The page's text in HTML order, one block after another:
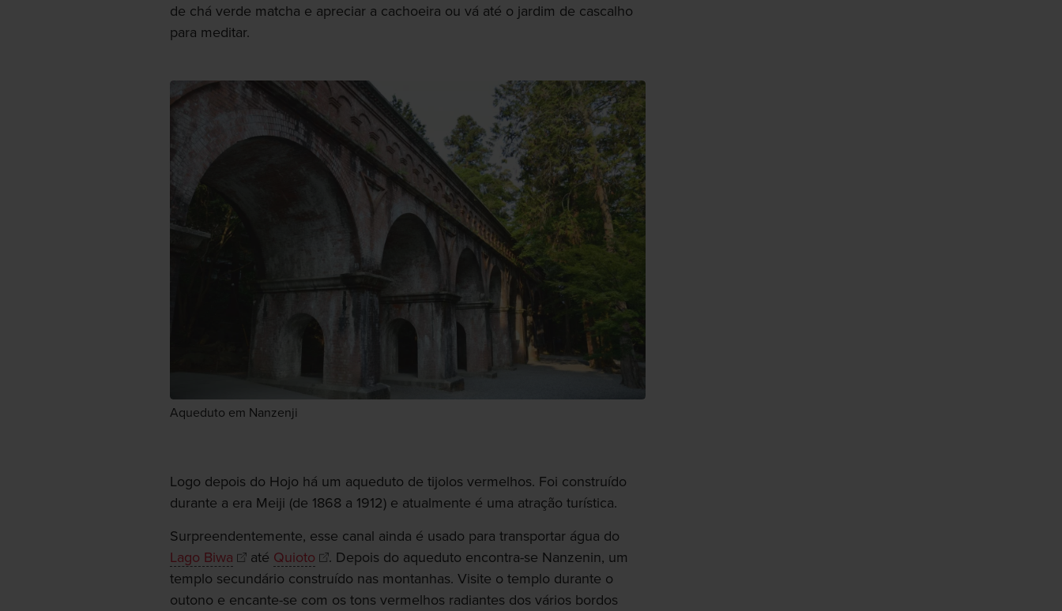
de chá verde matcha e apreciar a cachoeira ou vá até o jardim de cascalho
para meditar.
Aqueduto em Nanzenji
Logo depois do Hojo há um aqueduto de tijolos vermelhos. Foi construído
durante a era Meiji (de 1868 a 1912) e atualmente é uma atração turística.
Surpreendentemente, esse canal ainda é usado para transportar água do
Lago Biwa
até Quioto
. Depois do aqueduto encontra-se Nanzenin, um
templo secundário construído nas montanhas. Visite o templo durante o
outono e encante-se com os tons vermelhos radiantes dos vários bordos